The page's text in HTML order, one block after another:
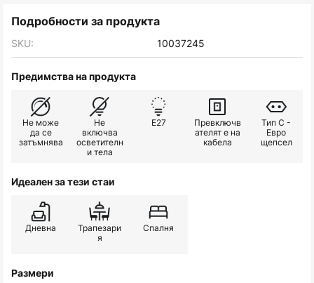
Подробности за продукта
SKU: 10037245
Предимства на продукта
Не може
да се
затъмнява
Не
включва
осветителн
и тела
E27
Превключв
ателят е на
кабела
Тип C -
Евро
щепсел
Идеален за тези стаи
Дневна
Трапезари
я
Спалня
Размери